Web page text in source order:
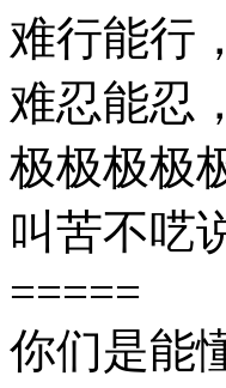
难行能行
难忍能忍
极极极极
叫苦不呓
=====
你们是能